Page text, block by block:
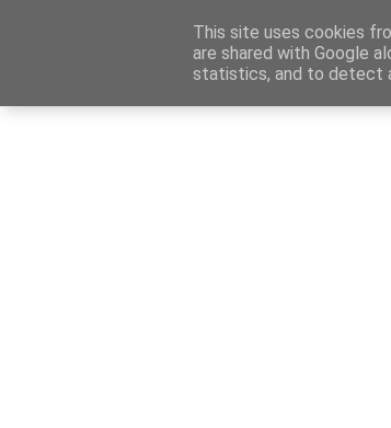
Καταχώρηση Αγγελίας
This site uses cookies
are shared with Google
statistics, and to detect